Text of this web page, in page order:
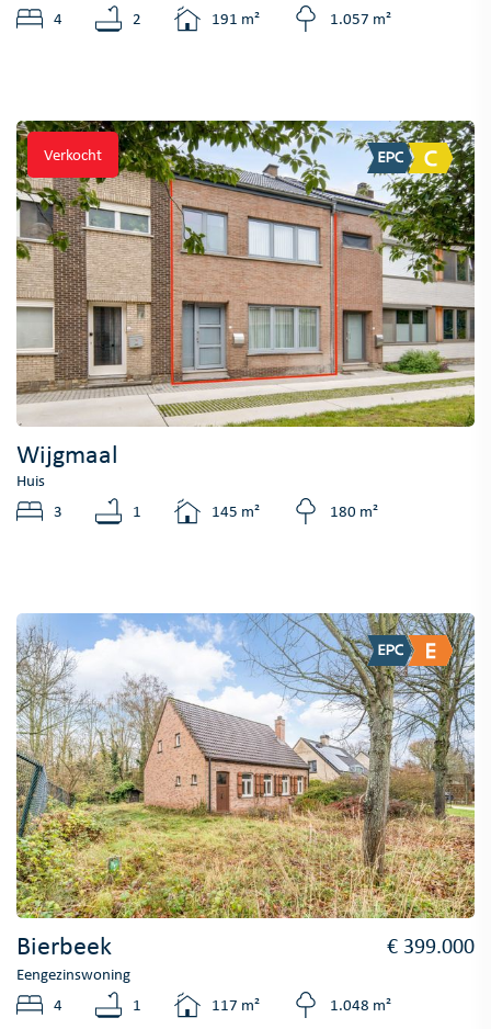
4
2 191 m² 1.057 m²
Verkocht
Wijgmaal
Huis
3
1 145 m² 180 m²
Bierbeek € 399.000
Eengezinswoning
4
1 117 m² 1.048 m²